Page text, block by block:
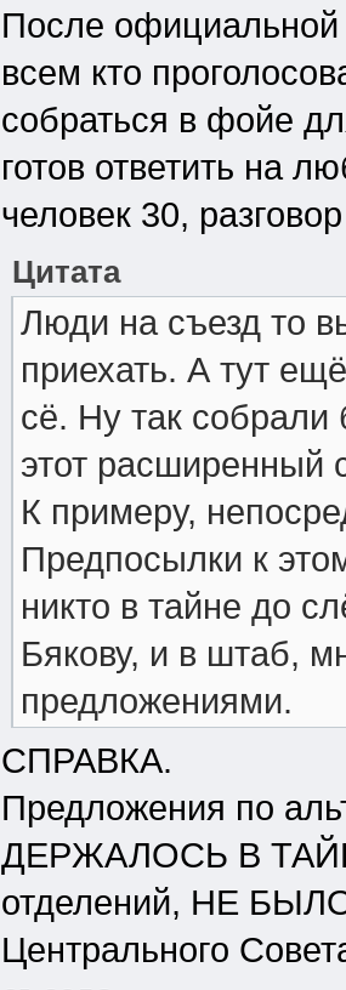
После официальной
всем кто
собраться в фойе
готов ответить на
человек 30,
Цитата
Люди на съезд то
приехать. А тут
сё. Ну так
этот расширенный
К примеру,
Предпосылки к
никто в тайне до
Бякову, и в штаб,
предложениями.
Говорящая голова
последний момент
если прослушать
где прямым
высылали
СПРАВКА.
Предложения по
ДЕРЖАЛОСЬ В
отделений, НЕ
Центрального